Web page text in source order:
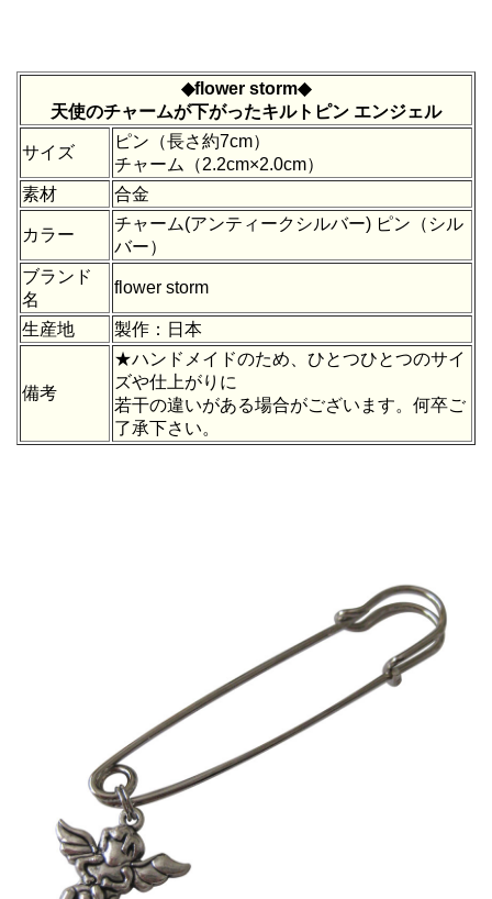
◆flower storm◆
天使のチャームが下がったキルトピン エンジェル
サイズ
ピン（長さ約7cm）
チャーム（2.2cm×2.0cm）
素材
合金
カラー
チャーム(アンティークシルバー) ピン（シル
バー）
ブランド
名
flower storm
生産地 製作：日本
備考
★ハンドメイドのため、ひとつひとつのサイ
ズや仕上がりに
若干の違いがある場合がございます。何卒ご
了承下さい。